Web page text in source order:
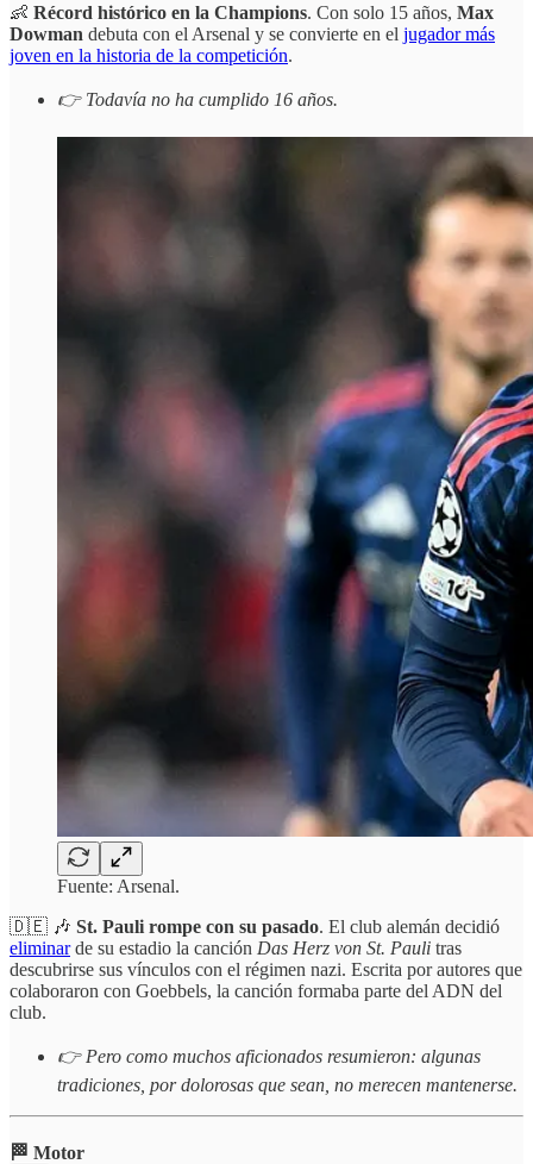
👶 Récord histórico en la Champions. Con solo 15 años, Max
Dowman debuta con el Arsenal y se convierte en el jugador más
joven en la historia de la competición.
👉 Todavía no ha cumplido 16 años.
Fuente: Arsenal.
🇩🇪 🎶 St. Pauli rompe con su pasado. El club alemán decidió
eliminarde su estadio la canción Das Herz von St. Pauli tras
descubrirse sus vínculos con el régimen nazi. Escrita por autores que
colaboraron con Goebbels, la canción formaba parte del ADN del
club.
👉 Pero como muchos aficionados resumieron: algunas
tradiciones, por dolorosas que sean, no merecen mantenerse.
🏁 Motor